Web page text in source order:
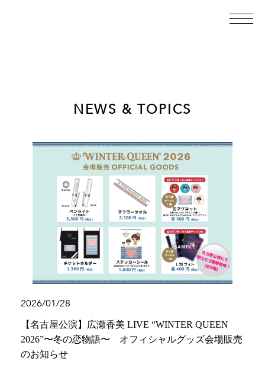
NEWS & TOPICS
2026/01/28
【名古屋公演】広瀬香美 LIVE “WINTER QUEEN
2026”〜冬の恋物語〜 オフィシャルグッズ会場販売
のお知らせ